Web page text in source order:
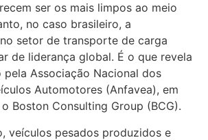
ser os mais limpos ao meio
no caso brasileiro, a
setor de transporte de carga
de liderança global. É o que revela
Associação Nacional dos
Automotores (Anfavea), em
Boston Consulting Group (BCG).
veículos pesados produzidos e